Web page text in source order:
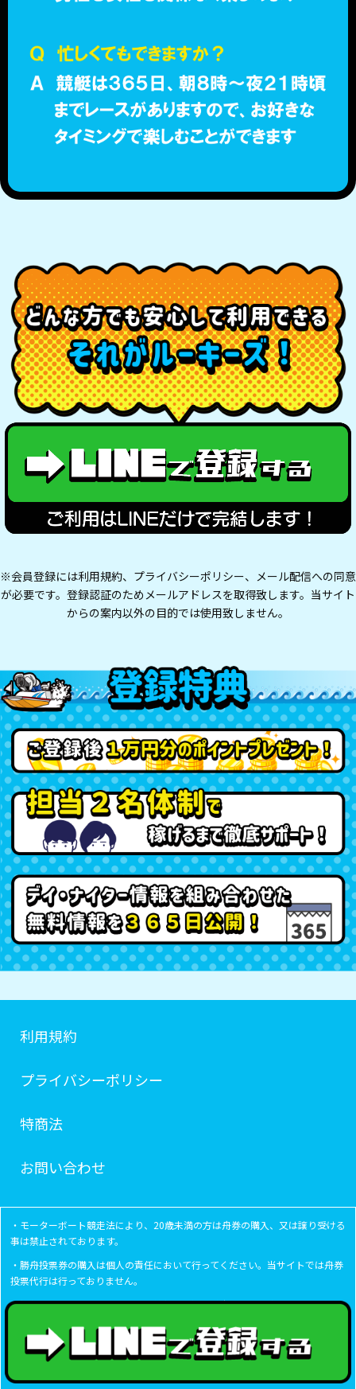
※会員登録には利用規約、プライバシーポリシー、メール配信への同意
が必要です。登録認証のためメールアドレスを取得致します。当サイト
からの案内以外の目的では使用致しません。
利用規約
プライバシーポリシー
特商法
お問い合わせ
・モーターボート競走法により、20歳未満の方は舟券の購入、又は譲り受ける
事は禁止されております。
・勝舟投票券の購入は個人の責任において行ってください。当サイトでは舟券
投票代行は行っておりません。
・提供を行うにあたり、入手した情報を厳選、精査の上ご案内させて頂いては
証するものではございません。
・当社の情報利用により生じたいかなる損害について、一切の責任は負いかね
ますのでご了承下さい。